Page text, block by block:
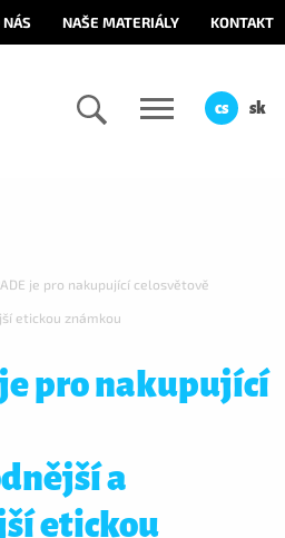
NÁS NAŠE MATERIÁLY KONTAKT
cs sk
je pro nakupující celosvětově
etickou známkou
pro nakupující
a
etickou